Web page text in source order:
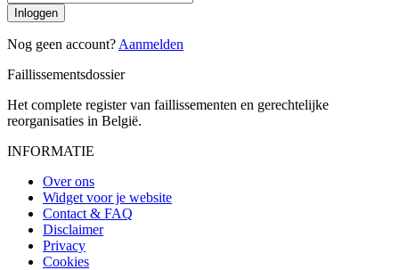
Inloggen
Nog geen account? Aanmelden
Faillissementsdossier
Het complete register van faillissementen en gerechtelijke
reorganisaties in België.
INFORMATIE
Over ons
Widget voor je website
Contact & FAQ
Disclaimer
Privacy
Cookies